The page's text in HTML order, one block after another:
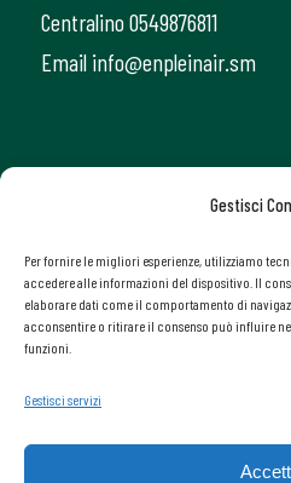
Gestisci
Per fornire le migliori esperienze, utilizziamo
accedere alle informazioni del dispositivo. Il
elaborare dati come il comportamento di
acconsentire o ritirare il consenso può influire
funzioni.
Gestisci servizi
Centralino 0549876811
Email info@enpleinair.sm